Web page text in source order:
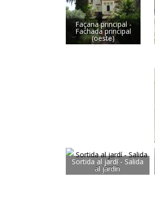
Façana principal -
Fachada principal
(oeste)
Sortida al jardí - Salida
al jardín